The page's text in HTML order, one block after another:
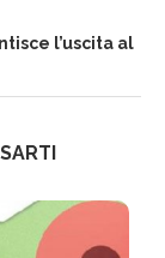
l’uscita al